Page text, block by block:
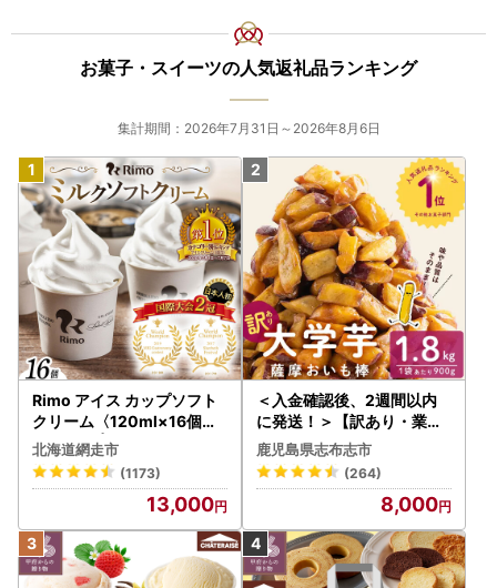
お菓子・スイーツの人気返礼品ランキング
集計期間：2026年7月31日～2026年8月6日
Rimo アイス カップソフト
クリーム〈120ml×16個〉
ABA002 | アイス
北海道網走市
(1173)
13,000
＜入金確認後、2週間以内
に発送！＞【訳あり・業務
用】薩摩おいも棒セット 計
1.8kg(900g×2袋) p8-142
-2w
鹿児島県志布志市
(264)
8,000